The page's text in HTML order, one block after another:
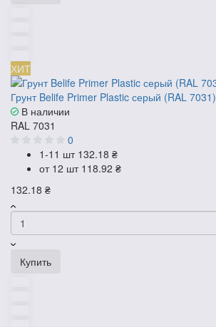
ХИТ
Грунт Belife Primer Plastic серый (RAL 7031)
В наличии
RAL 7031
0
1-11 шт 132.18 ₴
от 12 шт 118.92 ₴
132.18 ₴
Купить